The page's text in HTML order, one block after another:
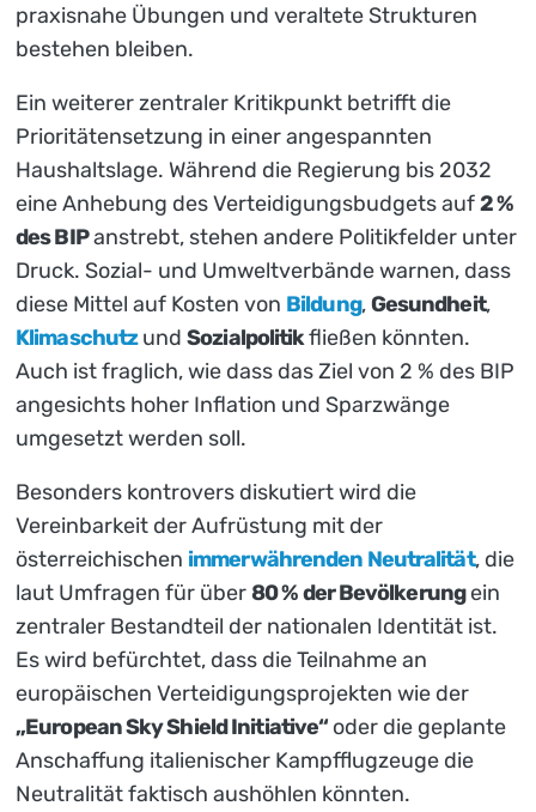
praxisnahe Übungen und veraltete Strukturen
bestehen bleiben.
Ein weiterer zentraler Kritikpunkt betrifft die
Prioritätensetzung in einer angespannten
Haushaltslage. Während die Regierung bis 2032
eine Anhebung des Verteidigungsbudgets auf2 %
des BIPanstrebt, stehen andere Politikfelder unter
Druck. Sozial- und Umweltverbände warnen, dass
diese Mittel auf Kosten von Bildung,Gesundheit,
KlimaschutzundSozialpolitikfließen könnten.
Auch ist fraglich, wie dass das Ziel von 2 % des BIP
angesichts hoher Inflation und Sparzwänge
umgesetzt werden soll.
Besonders kontrovers diskutiert wird die
Vereinbarkeit der Aufrüstung mit der
österreichischen immerwährenden Neutralität, die
laut Umfragen für über80 % der Bevölkerungein
zentraler Bestandteil der nationalen Identität ist.
Es wird befürchtet, dass die Teilnahme an
europäischen Verteidigungsprojekten wie der
„European Sky Shield Initiative“ oder die geplante
Anschaffung italienischer Kampfflugzeuge die
Neutralität faktisch aushöhlen könnten.